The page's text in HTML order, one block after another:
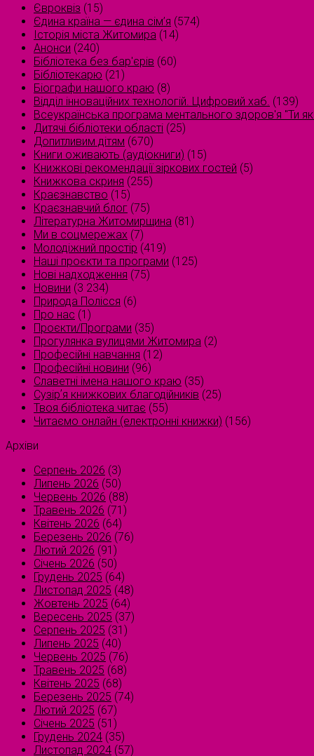
Євроквіз (15)
Єдина країна — єдина сім’я (574)
Історія міста Житомира (14)
Анонси (240)
Бібліотека без бар'єрів (60)
Бібліотекарю (21)
Біографи нашого краю (8)
Відділ інноваційних технологій. Цифровий хаб. (139)
Всеукраїнська програма ментального здоров'я "Ти
Дитячі бібліотеки області (25)
Допитливим дітям (670)
Книги оживають (аудіокниги) (15)
Книжкові рекомендації зіркових гостей (5)
Книжкова скриня (255)
Краєзнавство (15)
Краєзнавчий блог (75)
Літературна Житомирщина (81)
Ми в соцмережах (7)
Молодіжний простір (419)
Наші проєкти та програми (125)
Нові надходження (75)
Новини (3 234)
Природа Полісся (6)
Про нас (1)
Проєкти/Програми (35)
Прогулянка вулицями Житомира (2)
Професійні навчання (12)
Професійні новини (96)
Славетні імена нашого краю (35)
Сузірʼя книжкових благодійників (25)
Твоя бібліотека читає (55)
Читаємо онлайн (електронні книжки) (156)
Архіви
Серпень 2026 (3)
Липень 2026 (50)
Червень 2026 (88)
Травень 2026 (71)
Квітень 2026 (64)
Березень 2026 (76)
Лютий 2026 (91)
Січень 2026 (50)
Грудень 2025 (64)
Листопад 2025 (48)
Жовтень 2025 (64)
Вересень 2025 (37)
Серпень 2025 (31)
Липень 2025 (40)
Червень 2025 (76)
Травень 2025 (68)
Квітень 2025 (68)
Березень 2025 (74)
Лютий 2025 (67)
Січень 2025 (51)
Грудень 2024 (35)
Листопад 2024 (57)